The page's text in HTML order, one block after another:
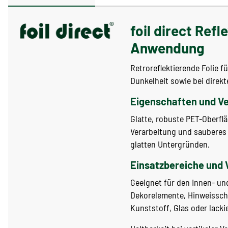
foil direct
Anwendung
Retroreflektierende Folie
Dunkelheit sowie bei
Eigenschaften und
Glatte, robuste PET-
Verarbeitung und
glatten Untergründen.
Einsatzbereiche und
Geeignet für den Innen-
Dekorelemente,
Kunststoff, Glas oder